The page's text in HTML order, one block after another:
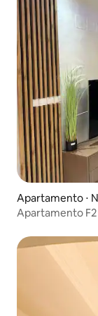
Apartamento ⋅
Apartamento F2